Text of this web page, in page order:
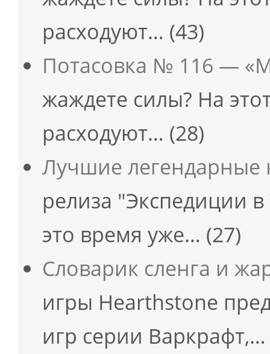
расходуют… (43)
Потасовка № 116 —
жаждете силы? На
расходуют… (28)
Лучшие легендарные
релиза "Экспедиции
это время уже… (27)
Словарик сленга и
игры Hearthstone
игр серии Варкрафт,…